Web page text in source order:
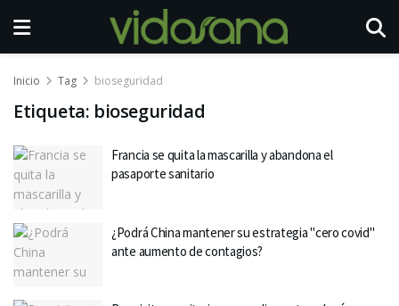
Inicio Tag bioseguridad
Etiqueta: bioseguridad
Francia se quita la mascarilla y abandona el
pasaporte sanitario
¿Podrá China mantener su estrategia "cero covid"
ante aumento de contagios?